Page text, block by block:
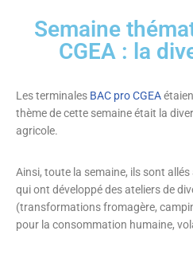
Semaine
CGEA : la
Les terminales BAC pro CGEA
thème de cette semaine était la
agricole.
Ainsi, toute la semaine, ils sont
qui ont développé des ateliers de
(transformations fromagère,
pour la consommation humaine,